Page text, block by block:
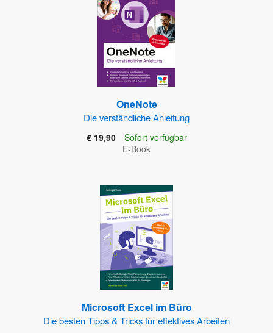
OneNote
Die verständliche Anleitung
€ 19,90
Sofort verfügbar
E-Book
Microsoft Excel im Büro
Die besten Tipps & Tricks für effektives Arbeiten